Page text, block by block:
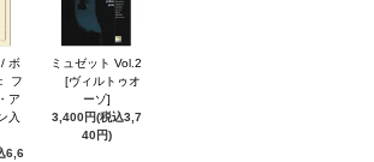
ボ
フ
ア
入
6,6
ミュゼット Vol.2
[ヴィルトゥオ
ーゾ]
3,400円(税込3,7
40円)